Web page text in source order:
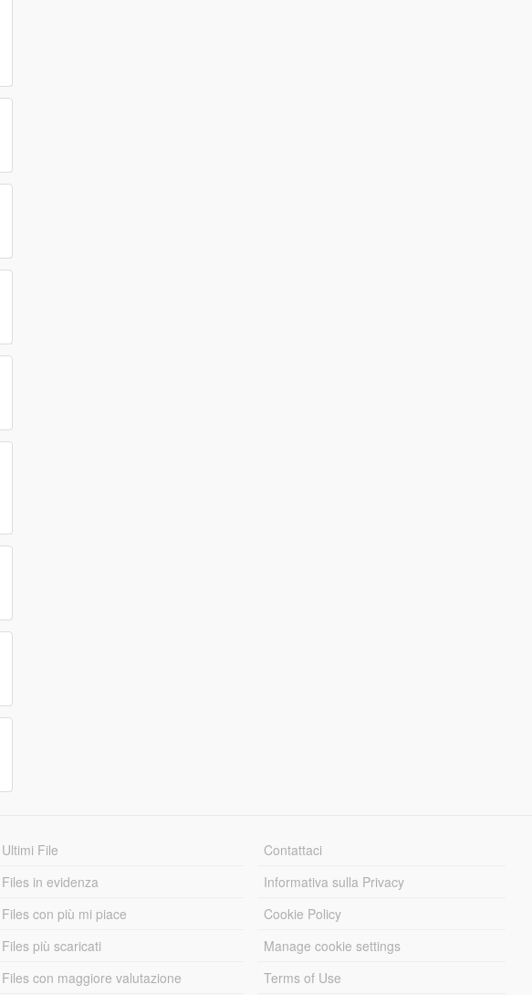
Ultimi File
Files in evidenza
Files con più mi piace
Files più scaricati
Files con maggiore valutazione
Contattaci
Informativa sulla Privacy
Cookie Policy
Manage cookie settings
Terms of Use